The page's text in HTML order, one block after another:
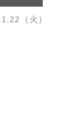
（火）